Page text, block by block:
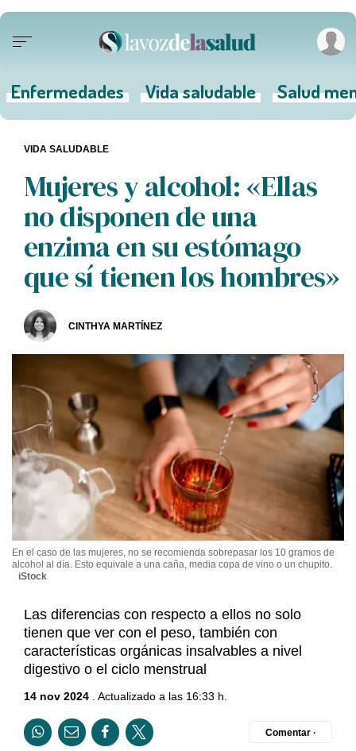
Enfermedades Vida saludable Salud
Mujeres y alcohol: «Ellas
no disponen de una
enzima en su estómago
que sí tienen los hombres»
CINTHYA MARTÍNEZ
VIDA SALUDABLE
En el caso de las mujeres, no se recomienda sobrepasar los 10 gramos de
alcohol al día. Esto equivale a una caña, media copa de vino o un chupito.
iStock
Las diferencias con respecto a ellos no solo
tienen que ver con el peso, también con
características orgánicas insalvables a nivel
digestivo o el ciclo menstrual
14 nov 2024 . Actualizado a las 16:33 h.
Comentar ·